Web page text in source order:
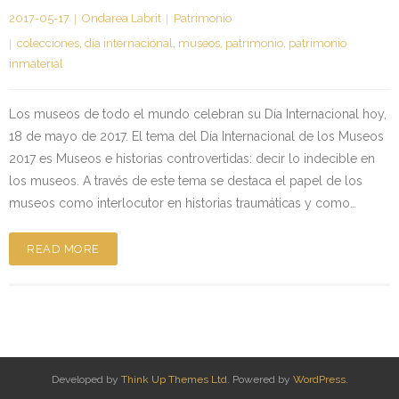
Kontaktua | Contacto
2017-05-17 Ondarea Labrit
Patrimonio
colecciones día internacional museos patrimonio patrimonio
inmaterial
Los museos de todo el mundo celebran su Día Internacional hoy,
18 de mayo de 2017. El tema del Día Internacional de los Museos
2017 es Museos e historias controvertidas: decir lo indecible en
los museos. A través de este tema se destaca el papel de los
museos como interlocutor en historias traumáticas y como…
READ MORE
Developed by Think Up Themes Ltd . Powered by WordPress.